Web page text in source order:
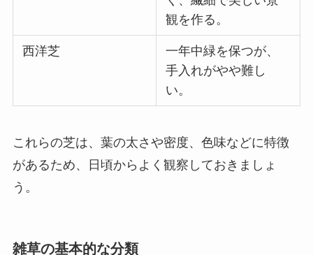
観を作る。
西洋芝
一年中緑を保つが、
手入れがやや難し
い。
これらの芝は、葉の太さや密度、色味などに特徴
があるため、日頃からよく観察しておきましょ
う。
雑草の基本的な分類